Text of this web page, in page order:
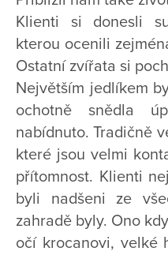
Klienti si donesli
kterou ocenili
Ostatní zvířata si
Největším jedlíkem
ochotně snědla
nabídnuto. Tradičně
které jsou velmi
přítomnost. Klienti
byli nadšeni ze
zahradě byly. Ono
očí krocanovi, velké